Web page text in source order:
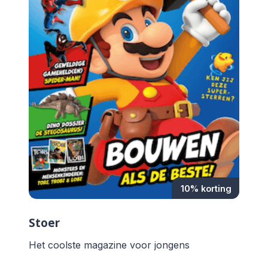
10% korting
Stoer
Het coolste magazine voor jongens